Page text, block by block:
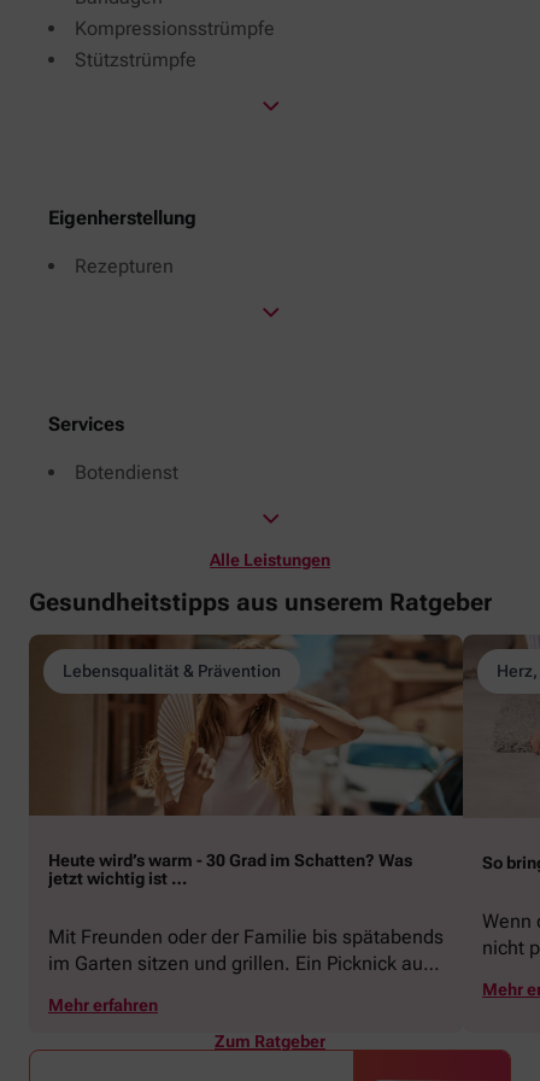
Kompressionsstrümpfe
Stützstrümpfe
Eigenherstellung
Rezepturen
Services
Botendienst
Alle Leistungen
Gesundheitstipps aus unserem Ratgeber
Lebensqualität & Prävention
Heute wird’s warm - 30 Grad im Schatten? Was
jetzt wichtig ist …
Mit Freunden oder der Familie bis spätabends
im Garten sitzen und grillen. Ein Picknick auf
den See gleiten oder eine Radtour durch die
blühende Landschaft unternehmen … Der
Mehr erfahren
So
Wenn
nicht
Mehr
Zum Ratgeber